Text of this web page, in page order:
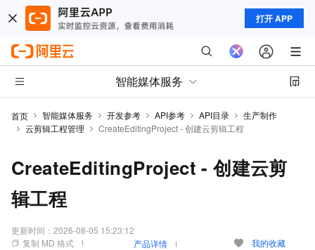
打开 APP
智能媒体服务
首页 智能媒体服务 开发参考 API参考 API目录
生产制作
云剪辑工程管理
CreateEditingProject - 创建云剪辑工程
CreateEditingProject - 创建云剪
辑工程
更新时间： 2026-08-05 15:23:12
复制 MD 格式
产品详情 我的收藏